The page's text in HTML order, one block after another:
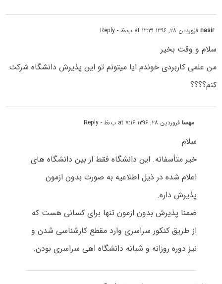
nasirفروردین ۲۸, ۱۳۹۶ at ۱۲:۳۱ ب٫ظ - Reply
سلام و وقت بخیر
من علمی کاربردی خوندم ایا میتونم تو این پذیرش دانشگاه شرکت
کنم؟؟؟؟
مهسافروردین ۲۸, ۱۳۹۶ at ۷:۱۶ ب٫ظ - Reply
سلام
خیر متأسفانه. این دانشگاه فقط از بین دانشگاه های
اعلام شده در ذیل اطلاعیه به صورت بدون ازمون
پذیرش داره.
ضمنا پذیرش بدون ازمون تنها برای کسانی هست که
از طریق کنکور سراسری وارد مقطع کارشناسی شدن و
نیز دوره روزانه و شبانه دانشگاه اهی سراسری بودن.